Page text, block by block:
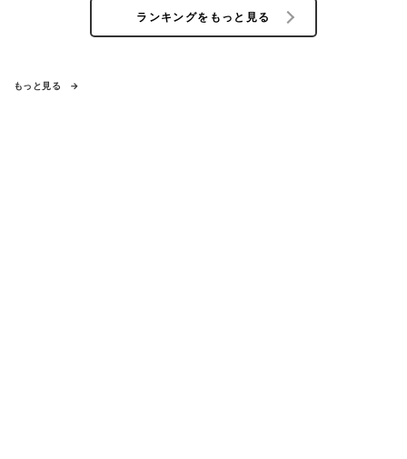
ランキングをもっと見る
もっと見る